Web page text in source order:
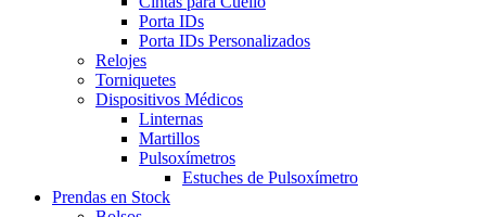
Porta IDs
Porta IDs Personalizados
Relojes
Torniquetes
Dispositivos Médicos
Linternas
Martillos
Pulsoxímetros
Estuches de Pulsoxímetro
Prendas en Stock